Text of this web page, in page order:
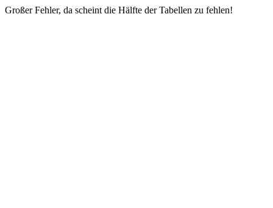
Großer Fehler, da scheint die Hälfte der Tabellen zu fehlen!